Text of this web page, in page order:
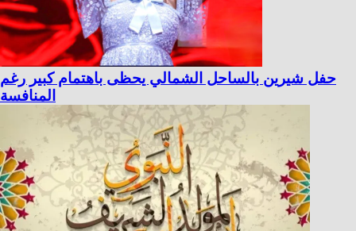
حفل شيرين بالساحل الشمالي يحظى باهتمام كبير رغم
المنافسة